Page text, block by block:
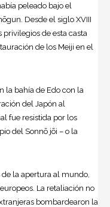
peleado bajo el
Desde el siglo XVIII
de esta casta
de los Meiji en el
la bahía de Edo con la
del Japón al
fue resistida por los
del Sonnō jōi – o la
la apertura al mundo,
La retaliación no
bombardearon la